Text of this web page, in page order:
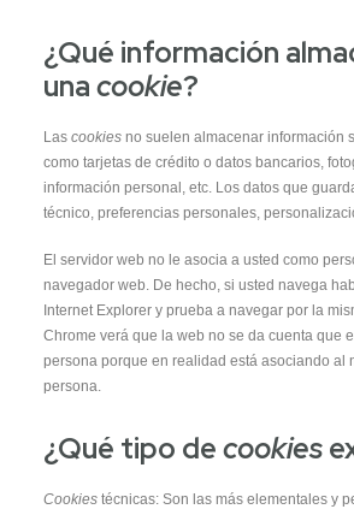
¿Qué información
unacookie?
Las cookies no suelen almacenar información
como tarjetas de crédito o datos bancarios,
información personal, etc. Los datos que
técnico, preferencias personales,
El servidor web no le asocia a usted como
navegador web. De hecho, si usted navega
Internet Explorer y prueba a navegar por la
Chrome verá que la web no se da cuenta que
persona porque en realidad está asociando al
persona.
¿Qué tipo decookies
Cookies técnicas: Son las más elementales y
Estas
cookies no
son
opcionales.
Son
necesarias
para que
web. These
They are
necessary
website to